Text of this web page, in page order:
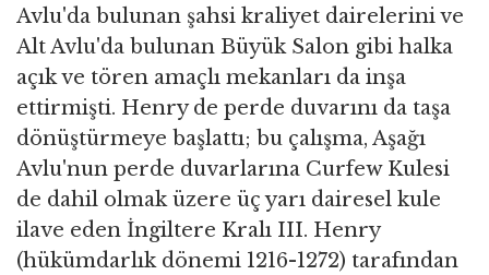
Avlu'da bulunan şahsi kraliyet dairelerini ve
Alt Avlu'da bulunan Büyük Salon gibi halka
açık ve tören amaçlı mekanları da inşa
ettirmişti. Henry de perde duvarını da taşa
dönüştürmeye başlattı; bu çalışma, Aşağı
Avlu'nun perde duvarlarına Curfew Kulesi
de dahil olmak üzere üç yarı dairesel kule
ilave eden İngiltere Kralı III. Henry
(hükümdarlık dönemi 1216-1272) tarafından